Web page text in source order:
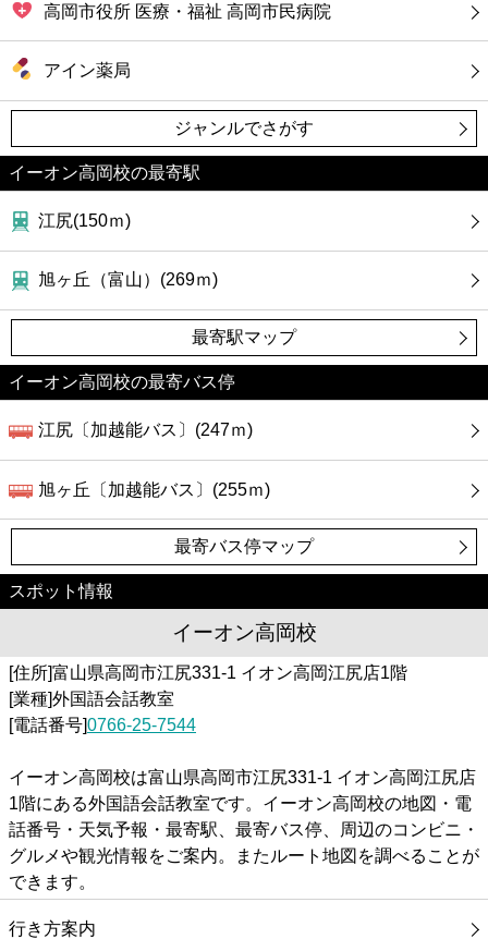
高岡市役所 医療・福祉 高岡市民病院
アイン薬局
ジャンルでさがす
イーオン高岡校の最寄駅
江尻(150ｍ)
旭ヶ丘（富山）(269ｍ)
最寄駅マップ
イーオン高岡校の最寄バス停
江尻〔加越能バス〕(247ｍ)
旭ヶ丘〔加越能バス〕(255ｍ)
最寄バス停マップ
スポット情報
イーオン高岡校
[住所]富山県高岡市江尻331-1 イオン高岡江尻店1階
[業種]外国語会話教室
[電話番号]0766-25-7544
イーオン高岡校は富山県高岡市江尻331-1 イオン高岡江尻店
1階にある外国語会話教室です。イーオン高岡校の地図・電
話番号・天気予報・最寄駅、最寄バス停、周辺のコンビニ・
グルメや観光情報をご案内。またルート地図を調べることが
できます。
行き方案内